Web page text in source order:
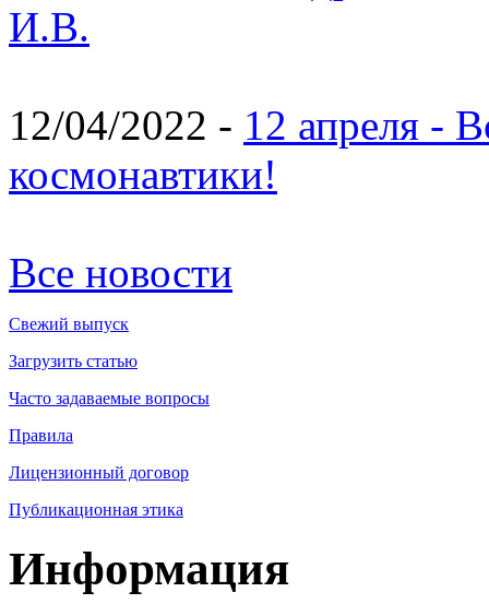
И.В.
12/04/2022 - 12 апреля -
космонавтики!
Все новости
Свежий выпуск
Загрузить статью
Часто задаваемые вопросы
Правила
Лицензионный договор
Публикационная этика
Информация